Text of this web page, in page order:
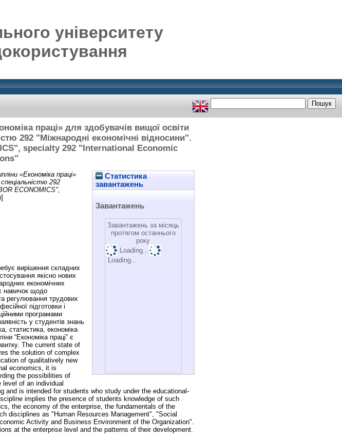
університету
праці» для здобувачів вищої освіти
292 "Міжнародні економічні відносини".
specialty 292 "International Economic
Статистика
завантажень
Завантажень
Завантажень за місяць
протягом останнього
року
Loading...
Loading...
«Економіка праці»
292
ECONOMICS",
вирішення складних
якісно нових
економічних
навичок щодо
регулювання трудових
підготовки і
програмами
у студентів знань
статистика, економіка
“Економіка праці” є
The current state of
the solution of complex
of qualitatively new
economics, it is
the possibilities of
of an individual
and is intended for students who study under the educational-
implies the presence of students knowledge of such
the economy of the enterprise, the fundamentals of the
disciplines as "Human Resources Management", "Social
Activity and Business Environment of the Organization".
at the enterprise level and the patterns of their development.